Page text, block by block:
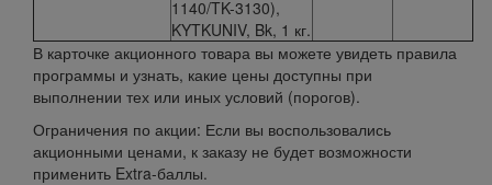
1140/TK-3130),
KYTKUNIV, Bk, 1 кг.
В карточке акционного товара вы можете увидеть правила
программы и узнать, какие цены доступны при
выполнении тех или иных условий (порогов).
Ограничения по акции: Если вы воспользовались
акционными ценами, к заказу не будет возможности
применить Extra-баллы.